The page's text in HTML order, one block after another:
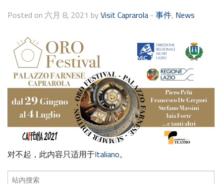
Posted on 六月 8, 2021 by Visit Caprarola - 事件, News
对不起，此内容只适用于Italiano。
搜